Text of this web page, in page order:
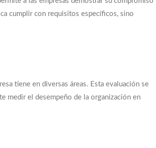
cumplir con requisitos específicos, sino
tiene en diversas áreas. Esta evaluación se
medir el desempeño de la organización en